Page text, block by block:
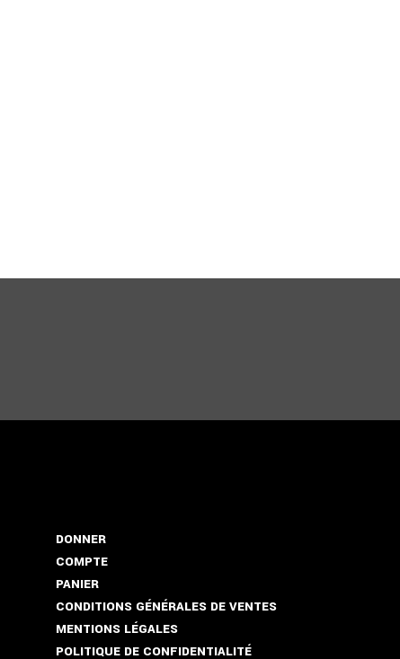
DONNER
COMPTE
PANIER
CONDITIONS GÉNÉRALES DE VENTES
MENTIONS LÉGALES
POLITIQUE DE CONFIDENTIALITÉ